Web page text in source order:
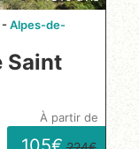
Alpes-de-
à partir de